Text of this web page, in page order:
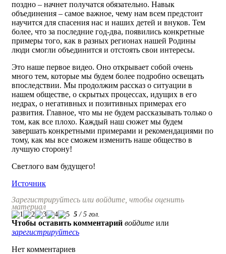
поздно – начнет получатся обязательно. Навык
объединения – самое важное, чему нам всем предстоит
научится для спасения нас и наших детей и внуков. Тем
более, что за последние год-два, появились конкретные
примеры того, как в разных регионах нашей Родины
люди смогли объединится и отстоять свои интересы.
Это наше первое видео. Оно открывает собой очень
много тем, которые мы будем более подробно освещать
впоследствии. Мы продолжим рассказ о ситуации в
нашем обществе, о скрытых процессах, идущих в его
недрах, о негативных и позитивных примерах его
развития. Главное, что мы не будем рассказывать только о
том, как все плохо. Каждый наш сюжет мы будем
завершать конкретными примерами и рекомендациями по
тому, как мы все сможем изменить наше общество в
лучшую сторону!
Светлого вам будущего!
Источник
Зарегистрируйтесь или войдите, чтобы оценить
материал
5 / 5 гол.
Чтобы оставить комментарий войдите или
зарегистрируйтесь
Нет комментариев